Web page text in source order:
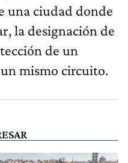
una ciudad donde
la designación de
de un
mismo circuito.